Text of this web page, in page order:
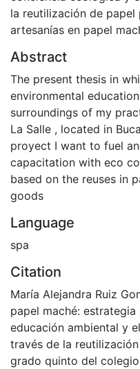
la reutilización de
artesanías en papel
Abstract
The present thesis in
environmental
surroundings of my
La Salle , located in
proyect I want to fuel
capacitation with eco
based on the reuses in
goods
Language
spa
Citation
María Alejandra Ruiz
papel maché:
educación ambiental y
través de la
grado quinto del